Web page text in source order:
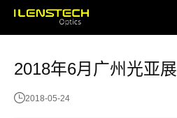
2018年6月广州光亚展
2018-05-24